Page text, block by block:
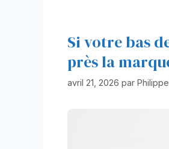
Si votre bas
près la
avril 21, 2026 par